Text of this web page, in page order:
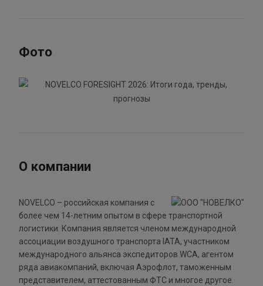
Фото
О компании
NOVELCO – российская компания с
более чем 14-летним опытом в сфере транспортной
логистики. Компания является членом международной
ассоциации воздушного транспорта IATA, участником
международного альянса экспедиторов WCA, агентом
ряда авиакомпаний, включая Аэрофлот, таможенным
представителем, аттестованным ФТС и многое другое.